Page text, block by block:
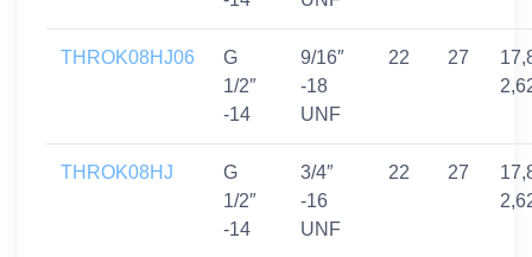
THROK08HJ06
G
1/2″
-14
9/16″
-18
UNF
22 27
THROK08HJ
G
1/2″
-14
3/4″
-16
UNF
22 27